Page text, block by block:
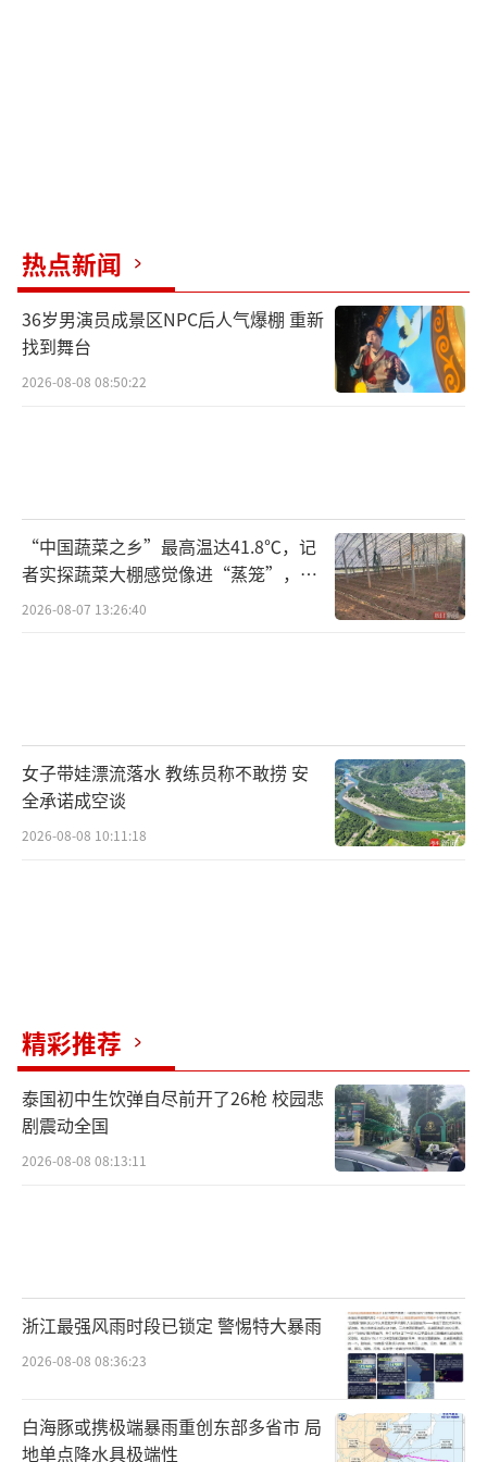
热点新闻
36岁男演员成景区NPC后人气爆棚 重新
找到舞台
2026-08-08 08:50:22
“中国蔬菜之乡”最高温达41.8℃，记
者实探蔬菜大棚感觉像进“蒸笼”，有
村民称只能凌晨两点起来干活
2026-08-07 13:26:40
女子带娃漂流落水 教练员称不敢捞 安
全承诺成空谈
2026-08-08 10:11:18
精彩推荐
泰国初中生饮弹自尽前开了26枪 校园悲
剧震动全国
2026-08-08 08:13:11
浙江最强风雨时段已锁定 警惕特大暴雨
2026-08-08 08:36:23
白海豚或携极端暴雨重创东部多省市 局
地单点降水具极端性